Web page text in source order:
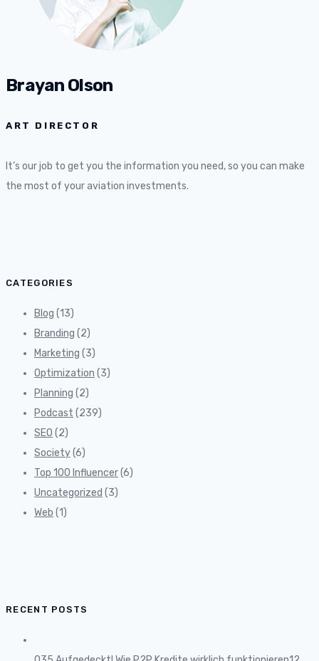
Brayan Olson
ART DIRECTOR
It’s our job to get you the information you need, so you can make
the most of your aviation investments.
CATEGORIES
Blog (13)
Branding (2)
Marketing (3)
Optimization (3)
Planning (2)
Podcast (239)
SEO (2)
Society(6)
Top 100 Influencer(6)
Uncategorized (3)
Web (1)
RECENT POSTS